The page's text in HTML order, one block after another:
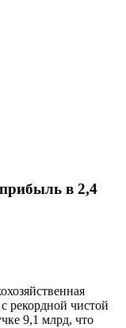
в 2,4
рекордной чистой
9,1 млрд, что